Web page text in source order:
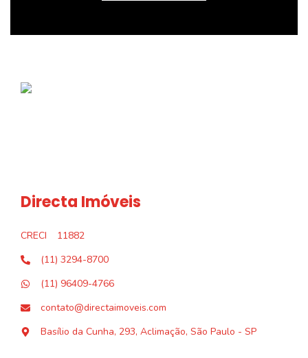
Directa Imóveis
CRECI
11882
(11) 3294-8700
(11) 96409-4766
contato@directaimoveis.com
Basílio da Cunha, 293, Aclimação, São Paulo - SP